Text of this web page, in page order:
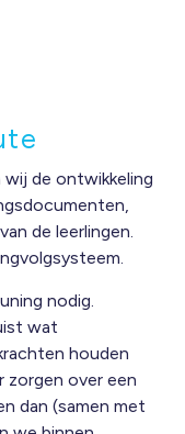
de ontwikkeling
de leerlingen.
nodig.
wat
houden
zorgen over een
dan (samen met